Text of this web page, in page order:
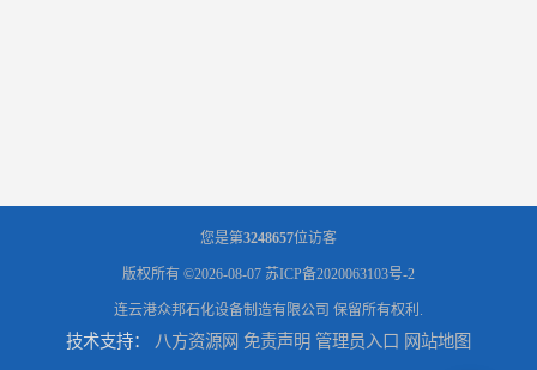
您是第3248657位访客
版权所有 ©2026-08-07 苏ICP备2020063103号-2
连云港众邦石化设备制造有限公司 保留所有权利.
技术支持： 八方资源网 免责声明 管理员入口 网站地图